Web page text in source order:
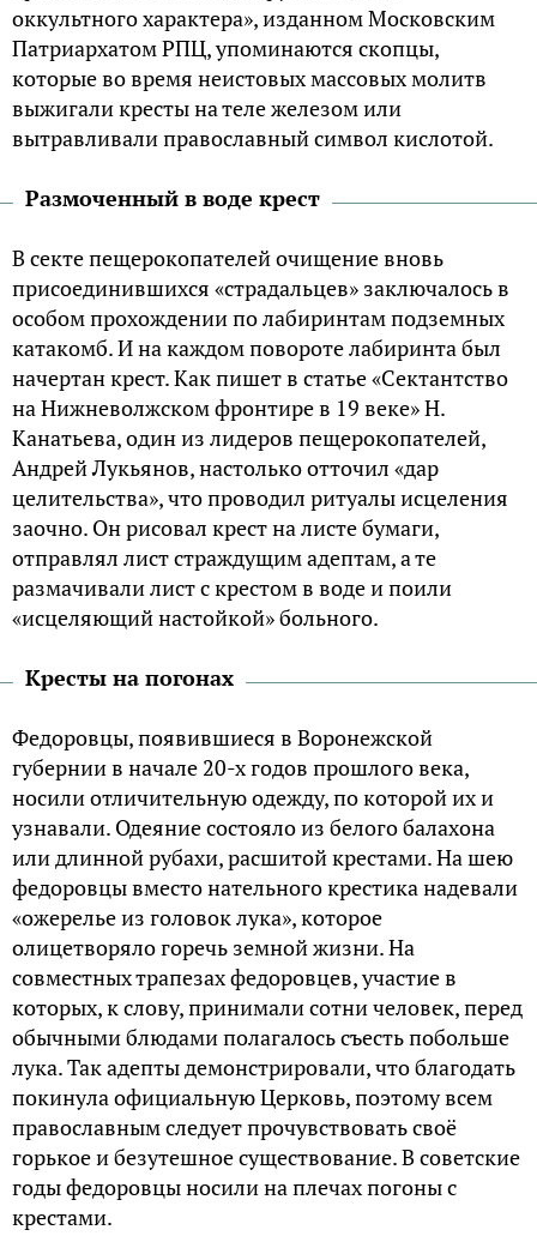
оккультного характера», изданном Московским
Патриархатом РПЦ, упоминаются скопцы,
которые во время неистовых массовых молитв
выжигали кресты на теле железом или
вытравливали православный символ кислотой.
Размоченный в воде крест
В секте пещерокопателей очищение вновь
присоединившихся «страдальцев» заключалось в
особом прохождении по лабиринтам подземных
катакомб. И на каждом повороте лабиринта был
начертан крест. Как пишет в статье «Сектантство
на Нижневолжском фронтире в 19 веке» Н.
Канатьева, один из лидеров пещерокопателей,
Андрей Лукьянов, настолько отточил «дар
целительства», что проводил ритуалы исцеления
заочно. Он рисовал крест на листе бумаги,
отправлял лист страждущим адептам, а те
размачивали лист с крестом в воде и поили
«исцеляющий настойкой» больного.
Кресты на погонах
Федоровцы, появившиеся в Воронежской
губернии в начале 20-х годов прошлого века,
носили отличительную одежду, по которой их и
узнавали. Одеяние состояло из белого балахона
или длинной рубахи, расшитой крестами. На шею
федоровцы вместо нательного крестика надевали
«ожерелье из головок лука», которое
олицетворяло горечь земной жизни. На
совместных трапезах федоровцев, участие в
которых, к слову, принимали сотни человек, перед
обычными блюдами полагалось съесть побольше
лука. Так адепты демонстрировали, что благодать
покинула официальную Церковь, поэтому всем
православным следует прочувствовать своё
горькое и безутешное существование. В советские
годы федоровцы носили на плечах погоны с
крестами.